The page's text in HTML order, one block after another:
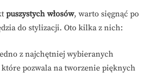
puszystych włosów, warto sięgnąć po
do stylizacji. Oto kilka z nich:
z najchętniej wybieranych
pozwala na tworzenie pięknych